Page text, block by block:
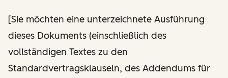
[Sie möchten eine unterzeichnete Ausführung
dieses Dokuments (einschließlich des
vollständigen Textes zu den
Standardvertragsklauseln, des Addendums für